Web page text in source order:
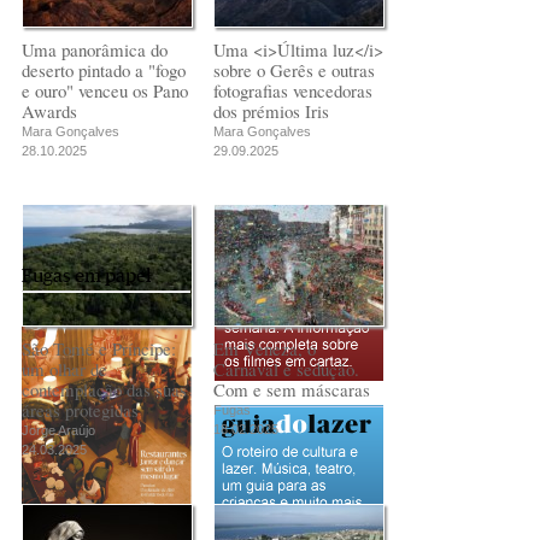
Uma panorâmica do
deserto pintado a "fogo
e ouro" venceu os Pano
Awards
Mara Gonçalves
28.10.2025
Uma <i>Última luz</i>
sobre o Gerês e outras
fotografias vencedoras
dos prémios Iris
Mara Gonçalves
29.09.2025
São Tomé e Príncipe:
um olhar de
contemplação das suas
áreas protegidas
Jorge Araújo
24.03.2025
Em Veneza, o
Carnaval é sedução.
Com e sem máscaras
Fugas
18.02.2025
Fugas em papel